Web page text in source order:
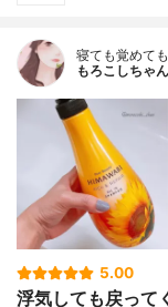
寝ても覚めて
もろこしちゃ
5.00
浮気しても戻って